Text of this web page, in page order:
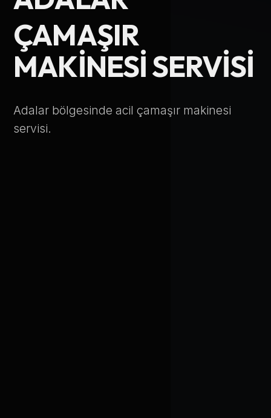
ÇAMAŞIR
MAKINESI SERVISI
Adalar bölgesinde acil çamaşır makinesi
servisi.
Telefon Numarası
Hizmet Türü